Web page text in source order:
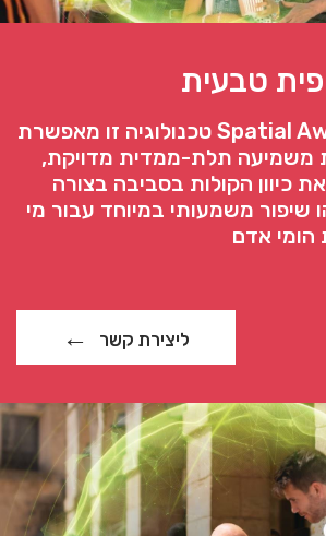
טבעית
360° Spatial Awareness טכנולוגיה זו מאפשרת
משמיעה תלת-ממדית מדויקת,
כיוון הקולות בסביבה בצורה
שיפור משמעותי במיוחד עבור מי
אדם
ליצירת קשר